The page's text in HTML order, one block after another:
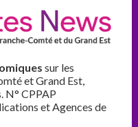
sur les
et Grand Est,
N° CPPAP
et Agences de